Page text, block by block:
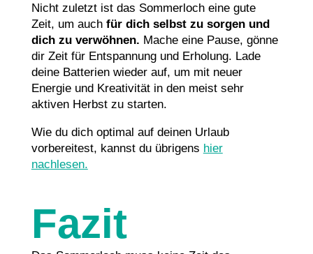
Nicht zuletzt ist das Sommerloch eine gute
Zeit, um auch für dich selbst zu sorgen und
dich zu verwöhnen. Mache eine Pause, gönne
dir Zeit für Entspannung und Erholung. Lade
deine Batterien wieder auf, um mit neuer
Energie und Kreativität in den meist sehr
aktiven Herbst zu starten.
Wie du dich optimal auf deinen Urlaub
vorbereitest, kannst du übrigens hier
nachlesen.
Fazit